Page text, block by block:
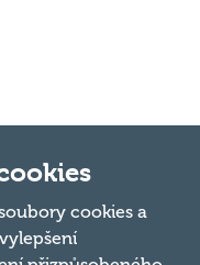
Nahoru
cookies a